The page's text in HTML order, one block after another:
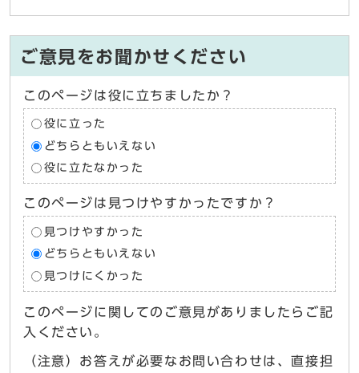
ご意見をお聞かせください
このページは役に立ちましたか？
役に立った
どちらともいえない
役に立たなかった
このページは見つけやすかったですか？
見つけやすかった
どちらともいえない
見つけにくかった
このページに関してのご意見がありましたらご記
入ください。
（注意）お答えが必要なお問い合わせは、直接担